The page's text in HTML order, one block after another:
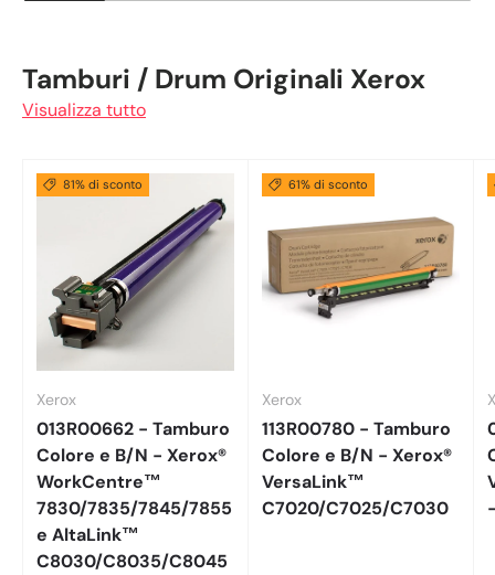
Tamburi / Drum Originali Xerox
Visualizza tutto
81% di sconto
Xerox
013R00662 - Tamburo
Colore e B/N - Xerox®
WorkCentre™
7830/7835/7845/7855
e AltaLink™
C8030/C8035/C8045
61% di sconto
Xerox
113R00780 - Tamburo
Colore e B/N - Xerox®
VersaLink™
C7020/C7025/C7030